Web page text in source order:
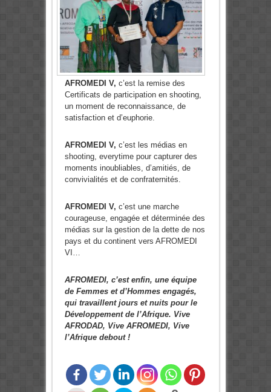
AFROMEDI V, c’est la remise des
Certificats de participation en shooting,
un moment de reconnaissance, de
satisfaction et d’euphorie.
AFROMEDI V, c’est les médias en
shooting, everytime pour capturer des
moments inoubliables, d’amitiés, de
convivialités et de confraternités.
AFROMEDI V, c’est une marche
courageuse, engagée et déterminée des
médias sur la gestion de la dette de nos
pays et du continent vers AFROMEDI
VI…
AFROMEDI, c’est enfin, une équipe
de Femmes et d’Hommes engagés,
qui travaillent jours et nuits pour le
Développement de l’Afrique. Vive
AFRODAD, Vive AFROMEDI, Vive
l’Afrique debout !